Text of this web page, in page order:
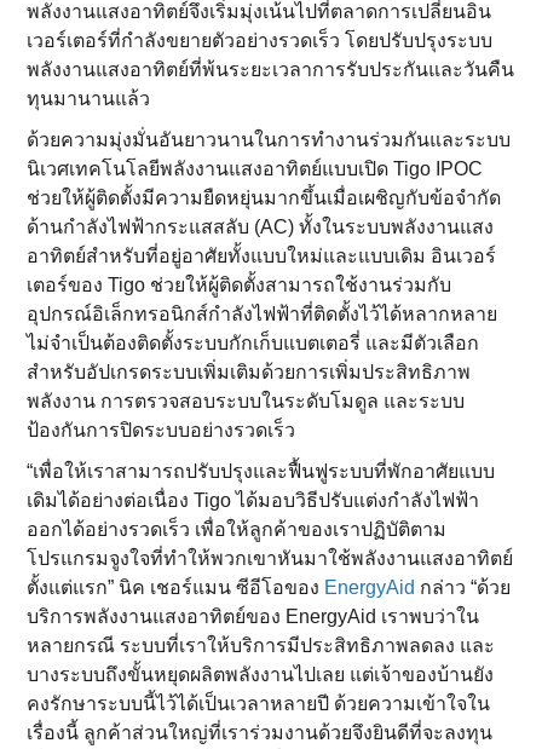
พลังงานแสงอาทิตย์จึงเริ่มมุ่งเน้นไปที่ตลาดการเปลี่ยนอิน
เวอร์เตอร์ที่กำลังขยายตัวอย่างรวดเร็ว โดยปรับปรุงระบบ
พลังงานแสงอาทิตย์ที่พ้นระยะเวลาการรับประกันและวันคืน
ทุนมานานแล้ว
ด้วยความมุ่งมั่นอันยาวนานในการทำงานร่วมกันและระบบ
นิเวศเทคโนโลยีพลังงานแสงอาทิตย์แบบเปิด Tigo IPOC
ช่วยให้ผู้ติดตั้งมีความยืดหยุ่นมากขึ้นเมื่อเผชิญกับข้อจำกัด
ด้านกำลังไฟฟ้ากระแสสลับ (AC) ทั้งในระบบพลังงานแสง
อาทิตย์สำหรับที่อยู่อาศัยทั้งแบบใหม่และแบบเดิม อินเวอร์
เตอร์ของ Tigo ช่วยให้ผู้ติดตั้งสามารถใช้งานร่วมกับ
อุปกรณ์อิเล็กทรอนิกส์กำลังไฟฟ้าที่ติดตั้งไว้ได้หลากหลาย
ไม่จำเป็นต้องติดตั้งระบบกักเก็บแบตเตอรี่ และมีตัวเลือก
สำหรับอัปเกรดระบบเพิ่มเติมด้วยการเพิ่มประสิทธิภาพ
พลังงาน การตรวจสอบระบบในระดับโมดูล และระบบ
ป้องกันการปิดระบบอย่างรวดเร็ว
“เพื่อให้เราสามารถปรับปรุงและฟื้นฟูระบบที่พักอาศัยแบบ
เดิมได้อย่างต่อเนื่อง Tigo ได้มอบวิธีปรับแต่งกำลังไฟฟ้า
ออกได้อย่างรวดเร็ว เพื่อให้ลูกค้าของเราปฏิบัติตาม
โปรแกรมจูงใจที่ทำให้พวกเขาหันมาใช้พลังงานแสงอาทิตย์
ตั้งแต่แรก” นิค เชอร์แมน ซีอีโอของ EnergyAid กล่าว “ด้วย
บริการพลังงานแสงอาทิตย์ของ EnergyAid เราพบว่าใน
หลายกรณี ระบบที่เราให้บริการมีประสิทธิภาพลดลง และ
บางระบบถึงขั้นหยุดผลิตพลังงานไปเลย แต่เจ้าของบ้านยัง
คงรักษาระบบนี้ไว้ได้เป็นเวลาหลายปี ด้วยความเข้าใจใน
เรื่องนี้ ลูกค้าส่วนใหญ่ที่เราร่วมงานด้วยจึงยินดีที่จะลงทุน